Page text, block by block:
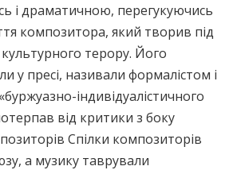
і драматичною, перегукуючись
композитора, який творив під
терору. Його
у пресі, називали формалістом і
індивідуалістичного
від критики з боку
Спілки композиторів
а музику таврували